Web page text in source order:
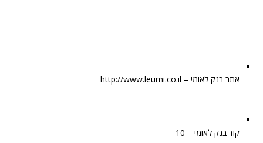
אתר בנק לאומי – http://www.leumi.co.il
קוד בנק לאומי – 10